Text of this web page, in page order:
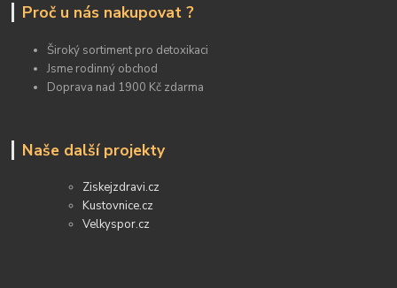
Proč u nás nakupovat ?
Široký sortiment pro detoxikaci
Jsme rodinný obchod
Doprava nad 1900 Kč zdarma
Naše další projekty
Ziskejzdravi.cz
Kustovnice.cz
Velkyspor.cz